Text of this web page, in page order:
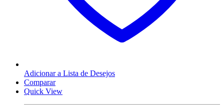
Adicionar a Lista de Desejos
Comparar
Quick View